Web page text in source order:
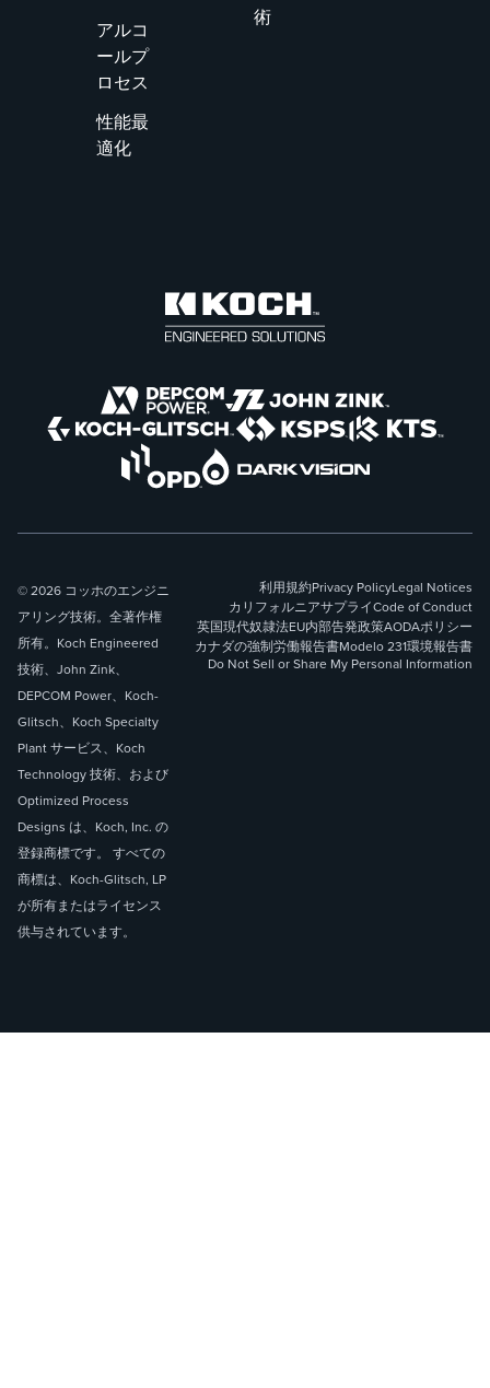
アルコ
ールプ
ロセス
性能最
適化
術
© 2026 コッホのエンジニ
アリング技術。全著作権
所有。Koch Engineered
技術、John Zink、
DEPCOM Power、Koch-
Glitsch、Koch Specialty
Plant サービス、Koch
Technology 技術、および
Optimized Process
Designs は、Koch, Inc. の
登録商標です。 すべての
商標は、Koch-Glitsch, LP
が所有またはライセンス
供与されています。
利用規約Privacy PolicyLegal Notices
カリフォルニアサプライCode of Conduct
英国現代奴隷法EU内部告発政策AODAポリシー
カナダの強制労働報告書Modelo 231環境報告書
Do Not Sell or Share My Personal Information